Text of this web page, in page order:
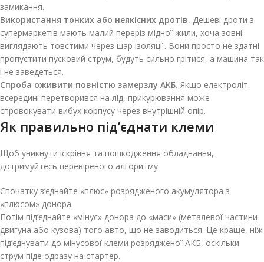
замикання.
Використання тонких або неякісних дротів. Дешеві дроти з
супермаркетів мають малий переріз мідної жили, хоча зовні
виглядають товстими через шар ізоляції. Вони просто не здатні
пропустити пусковий струм, будуть сильно грітися, а машина так
і не заведеться.
Спроба оживити повністю замерзлу АКБ. Якщо електроліт
всередині перетворився на лід, прикурювання може
спровокувати вибух корпусу через внутрішній опір.
Як правильно під’єднати клеми
Щоб уникнути іскріння та пошкодження обладнання,
дотримуйтесь перевіреного алгоритму:
Спочатку з’єднайте «плюс» розрядженого акумулятора з
«плюсом» донора.
Потім під’єднайте «мінус» донора до «маси» (металевої частини
двигуна або кузова) того авто, що не заводиться. Це краще, ніж
під’єднувати до мінусової клеми розрядженої АКБ, оскільки
струм піде одразу на стартер.